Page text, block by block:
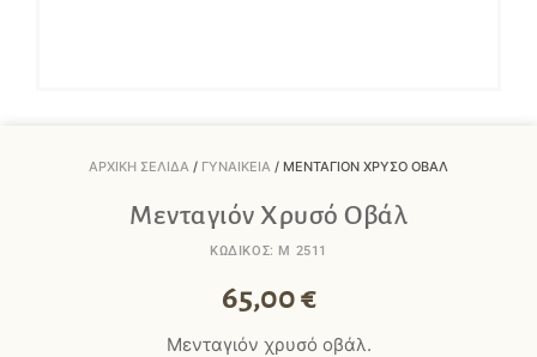
ΑΡΧΙΚΉ ΣΕΛΊΔΑ / ΓΥΝΑΙΚΕΊΑ / ΜΕΝΤΑΓΙΌΝ ΧΡΥΣΌ ΟΒΆΛ
Μενταγιόν Χρυσό Οβάλ
ΚΩΔΙΚΟΣ: M 2511
65,00€
Μενταγιόν χρυσό οβάλ.